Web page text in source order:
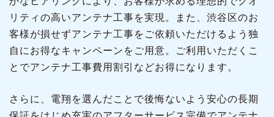
リティの高いアンテナ工事を実現。また、渋谷区のお
客様が損せずアンテナ工事をご依頼いただけるよう独
自にお得なキャンペーンをご用意。ご利用いただくこ
とでアンテナ工事費用割引などお得になります。
さらに、電翔を選んだことで後悔ないよう安心の長期